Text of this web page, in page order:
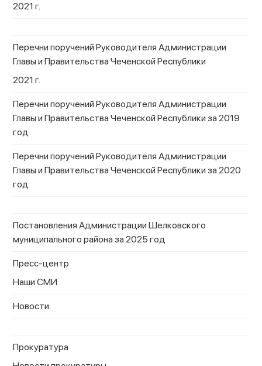
2021 г.
Перечни поручений Руководителя Администрации
Главы и Правительства Чеченской Республики
2021 г.
Перечни поручений Руководителя Администрации
Главы и Правительства Чеченской Республики за 2019
год
Перечни поручений Руководителя Администрации
Главы и Правительства Чеченской Республики за 2020
год
Постановления Администрации Шелковского
муниципального района за 2025 год
Пресс-центр
Наши СМИ
Новости
Прокуратура